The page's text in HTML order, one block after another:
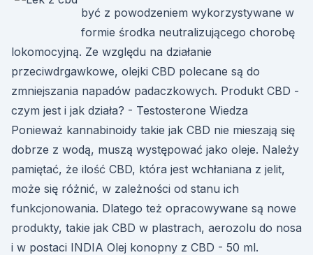
być z powodzeniem wykorzystywane w
formie środka neutralizującego chorobę
lokomocyjną. Ze względu na działanie
przeciwdrgawkowe, olejki CBD polecane są do
zmniejszania napadów padaczkowych. Produkt CBD -
czym jest i jak działa? - Testosterone Wiedza
Ponieważ kannabinoidy takie jak CBD nie mieszają się
dobrze z wodą, muszą występować jako oleje. Należy
pamiętać, że ilość CBD, która jest wchłaniana z jelit,
może się różnić, w zależności od stanu ich
funkcjonowania. Dlatego też opracowywane są nowe
produkty, takie jak CBD w plastrach, aerozolu do nosa
i w postaci INDIA Olej konopny z CBD - 50 ml.